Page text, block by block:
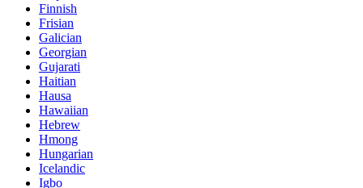
Finnish
Frisian
Galician
Georgian
Gujarati
Haitian
Hausa
Hawaiian
Hebrew
Hmong
Hungarian
Icelandic
Igbo